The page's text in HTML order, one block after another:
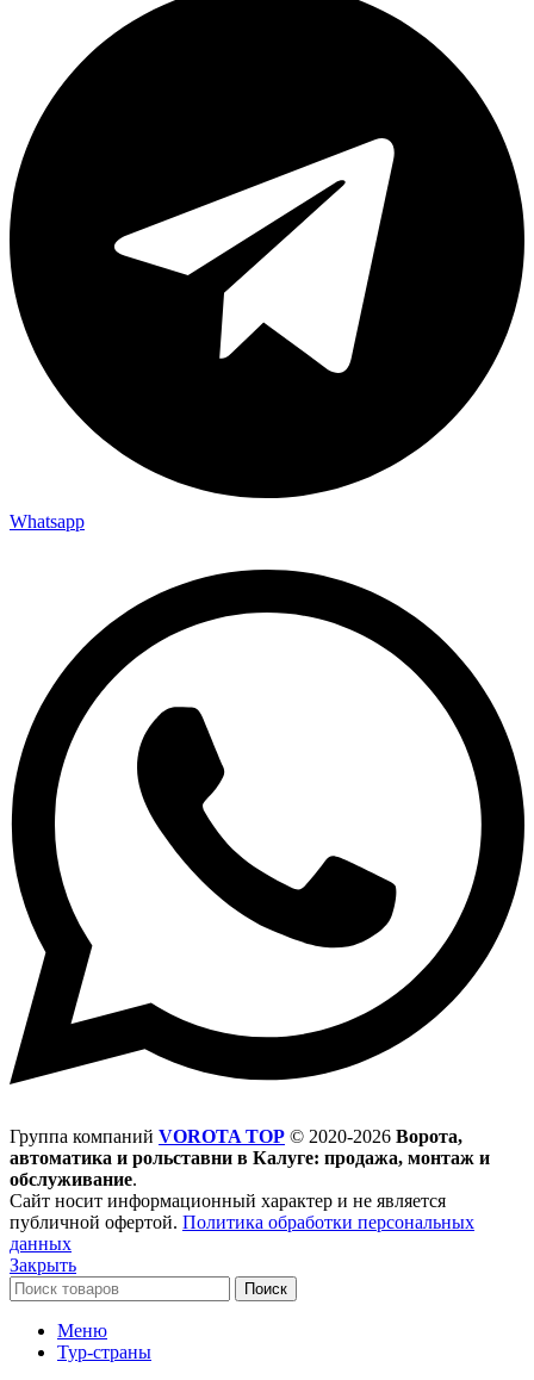
Whatsapp
Группа компаний VOROTA TOP © 2020-2026 Ворота,
автоматика и рольставни в Калуге: продажа, монтаж и
обслуживание.
Сайт носит информационный характер и не является
публичной офертой. Политика обработки персональных
данных
Закрыть
Поиск
Меню
Тур-страны